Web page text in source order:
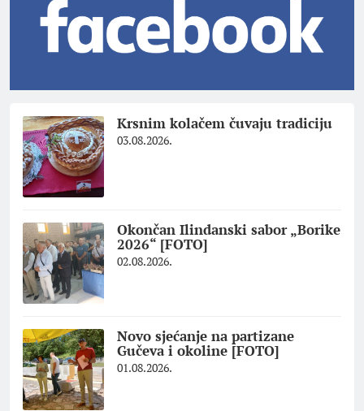
Krsnim kolačem čuvaju tradiciju
03.08.2026.
Okončan Ilindanski sabor „Borike
2026“ [FOTO]
02.08.2026.
Novo sjećanje na partizane
Gučeva i okoline [FOTO]
01.08.2026.